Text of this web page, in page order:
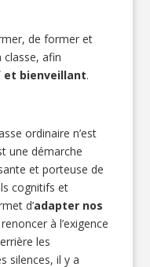
de former et
classe, afin
et bienveillant.
ordinaire n’est
une démarche
et porteuse de
cognitifs et
d’adapter nos
à l’exigence
les
silences, il y a